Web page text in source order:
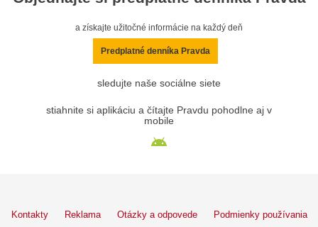
a získajte užitočné informácie na každý deň
Predplatné denníka Pravda
sledujte naše sociálne siete
stiahnite si aplikáciu a čítajte Pravdu pohodlne aj v
mobile
Kontakty Reklama Otázky a odpovede Podmienky používania